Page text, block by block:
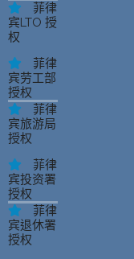
菲律
宾LTO 授
权
菲律
宾劳工部
授权
菲律
宾旅游局
授权
菲律
宾投资署
授权
菲律
宾退休署
授权